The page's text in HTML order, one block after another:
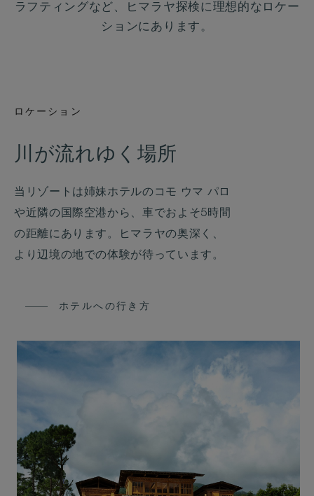
ラフティングなど、ヒマラヤ探検に理想的なロケー
ションにあります。
ロケーション
川が流れゆく場所
当リゾートは姉妹ホテルのコモ ウマ パロ
や近隣の国際空港から、車でおよそ5時間
の距離にあります。ヒマラヤの奥深く、
より辺境の地での体験が待っています。
ホテルへの行き方